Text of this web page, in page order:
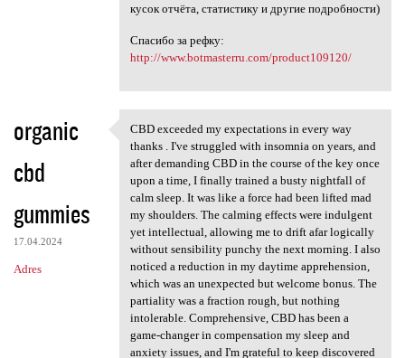
кусок отчёта, статистику и другие подробности)
Спасибо за рефку:
http://www.botmasterru.com/product109120/
organic
cbd
gummies
17.04.2024
Adres
CBD exceeded my expectations
CBD exceeded my expectations in every way
thanks . I've struggled with insomnia on years, and
after demanding CBD in the course of the key once
upon a time, I finally trained a busty nightfall of
calm sleep. It was like a force had been lifted mad
my shoulders. The calming effects were indulgent
yet intellectual, allowing me to drift afar logically
without sensibility punchy the next morning. I also
noticed a reduction in my daytime apprehension,
which was an unexpected but welcome bonus. The
partiality was a fraction rough, but nothing
intolerable. Comprehensive, CBD has been a
game-changer in compensation my sleep and
anxiety issues, and I'm grateful to keep discovered